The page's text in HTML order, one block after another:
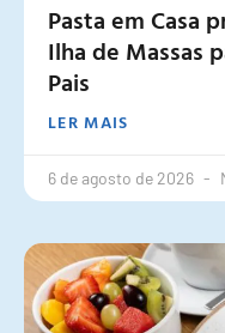
Pasta em Casa
Ilha de Massas
Pais
LER MAIS
6 de agosto de 2026